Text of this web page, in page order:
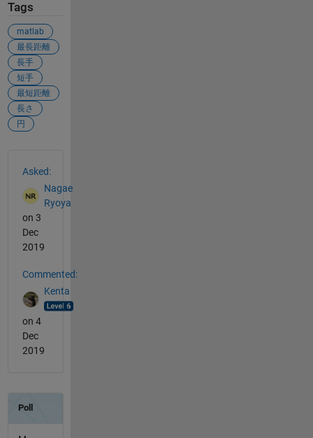
Tags
matlab
最長距離
長手
短手
最短距離
長さ
円
Asked:
Nagae
Ryoya
on 3
Dec
2019
Commented:
Kenta
on 4
Dec
2019